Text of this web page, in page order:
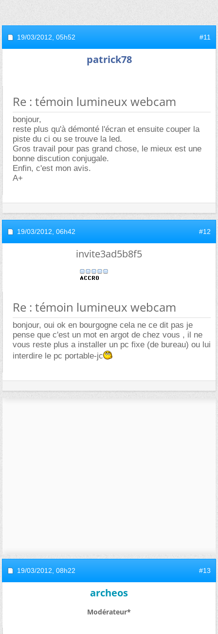
19/03/2012, 05h52 #11
patrick78
Re : témoin lumineux webcam
bonjour,
reste plus qu'à démonté l'écran et ensuite couper la
piste du ci ou se trouve la led.
Gros travail pour pas grand chose, le mieux est une
bonne discution conjugale.
Enfin, c'est mon avis.
A+
19/03/2012, 06h42 #12
invite3ad5b8f5
Re : témoin lumineux webcam
bonjour, oui ok en bourgogne cela ne ce dit pas je
pense que c'est un mot en argot de chez vous , il ne
vous reste plus a installer un pc fixe (de bureau) ou lui
interdire le pc portable-jc
19/03/2012, 08h22 #13
archeos
Modérateur*